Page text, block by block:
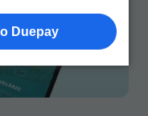
Duepay